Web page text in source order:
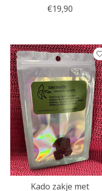
€19,90
Kado zakje met